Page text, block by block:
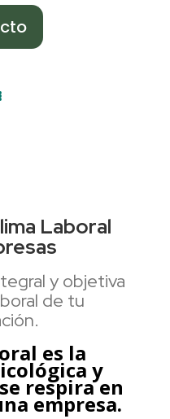
Laboral
y objetiva
de tu
.
es la
y
respira en
empresa.